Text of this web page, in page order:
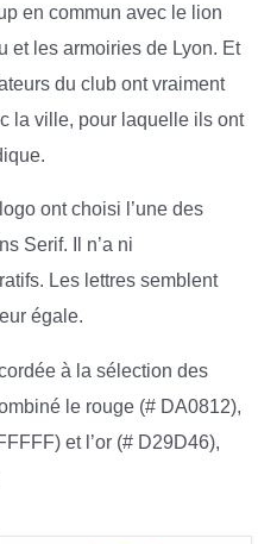
en commun avec le lion
et les armoiries de Lyon. Et
du club ont vraiment
la ville, pour laquelle ils ont
ont choisi l’une des
Serif. Il n’a ni
Les lettres semblent
égale.
à la sélection des
le rouge (# DA0812),
et l’or (# D29D46),